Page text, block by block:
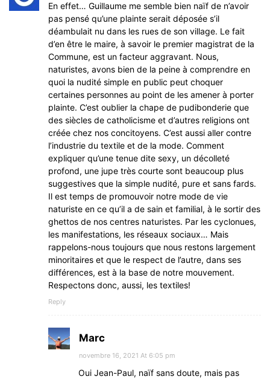
En effet… Guillaume me semble bien naïf de n’avoir
pas pensé qu’une plainte serait déposée s’il
déambulait nu dans les rues de son village. Le fait
d’en être le maire, à savoir le premier magistrat de la
Commune, est un facteur aggravant. Nous,
naturistes, avons bien de la peine à comprendre en
quoi la nudité simple en public peut choquer
certaines personnes au point de les amener à porter
plainte. C’est oublier la chape de pudibonderie que
des siècles de catholicisme et d’autres religions ont
créée chez nos concitoyens. C’est aussi aller contre
l’industrie du textile et de la mode. Comment
expliquer qu’une tenue dite sexy, un décolleté
profond, une jupe très courte sont beaucoup plus
suggestives que la simple nudité, pure et sans fards.
Il est temps de promouvoir notre mode de vie
naturiste en ce qu’il a de sain et familial, à le sortir des
ghettos de nos centres naturistes. Par les cyclonues,
les manifestations, les réseaux sociaux… Mais
rappelons-nous toujours que nous restons largement
minoritaires et que le respect de l’autre, dans ses
différences, est à la base de notre mouvement.
Respectons donc, aussi, les textiles!
Reply
Marc
novembre 16, 2021 At 6:05 pm
Oui Jean-Paul, naïf sans doute, mais pas